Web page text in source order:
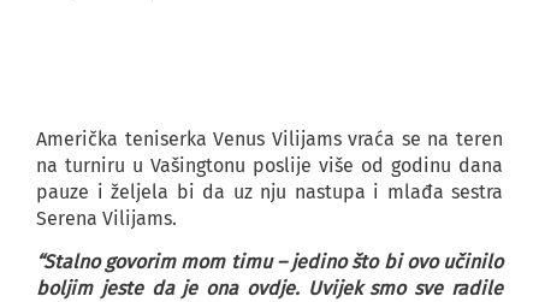
Američka teniserka Venus Vilijams vraća se na teren
na turniru u Vašingtonu poslije više od godinu dana
pauze i željela bi da uz nju nastupa i mlađa sestra
Serena Vilijams.
“Stalno govorim mom timu – jedino što bi ovo učinilo
boljim jeste da je ona ovdje. Uvijek smo sve radile